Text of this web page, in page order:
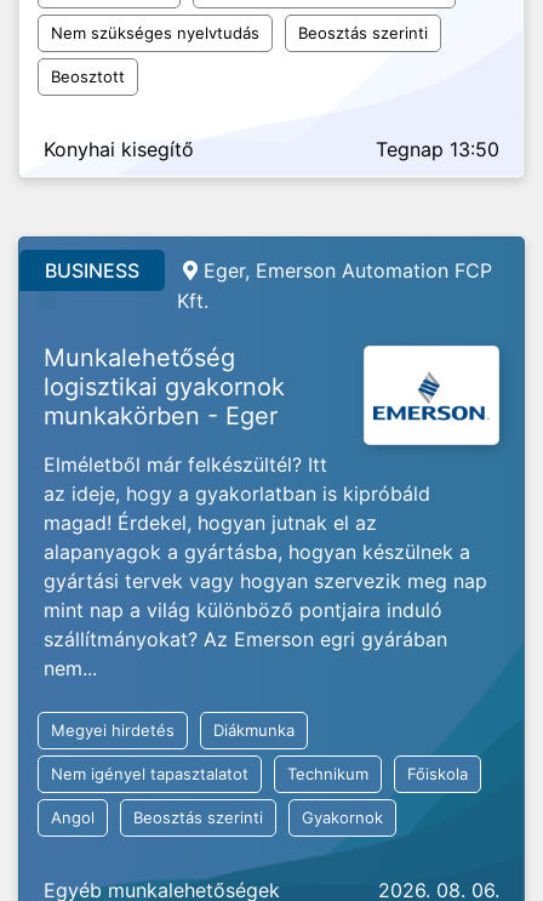
Nem szükséges nyelvtudás Beosztás szerinti
Beosztott
Konyhai kisegítő Tegnap 13:50
BUSINESS
Eger, Emerson Automation FCP
Kft.
Munkalehetőség
logisztikai gyakornok
munkakörben - Eger
Elméletből már felkészültél? Itt
az ideje, hogy a gyakorlatban is kipróbáld
magad! Érdekel, hogyan jutnak el az
alapanyagok a gyártásba, hogyan készülnek a
gyártási tervek vagy hogyan szervezik meg nap
mint nap a világ különböző pontjaira induló
szállítmányokat? Az Emerson egri gyárában
nem...
Megyei hirdetés Diákmunka
Nem igényel tapasztalatot Technikum Főiskola
Angol Beosztás szerinti Gyakornok
Egyéb munkalehetőségek 2026. 08. 06.